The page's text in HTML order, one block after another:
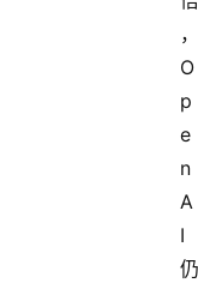
，
O
p
e
n
A
I
仍